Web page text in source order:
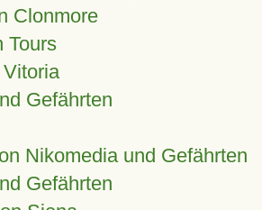
Clonmore
Tours
Gefährten
Nikomedia und Gefährten
Gefährten